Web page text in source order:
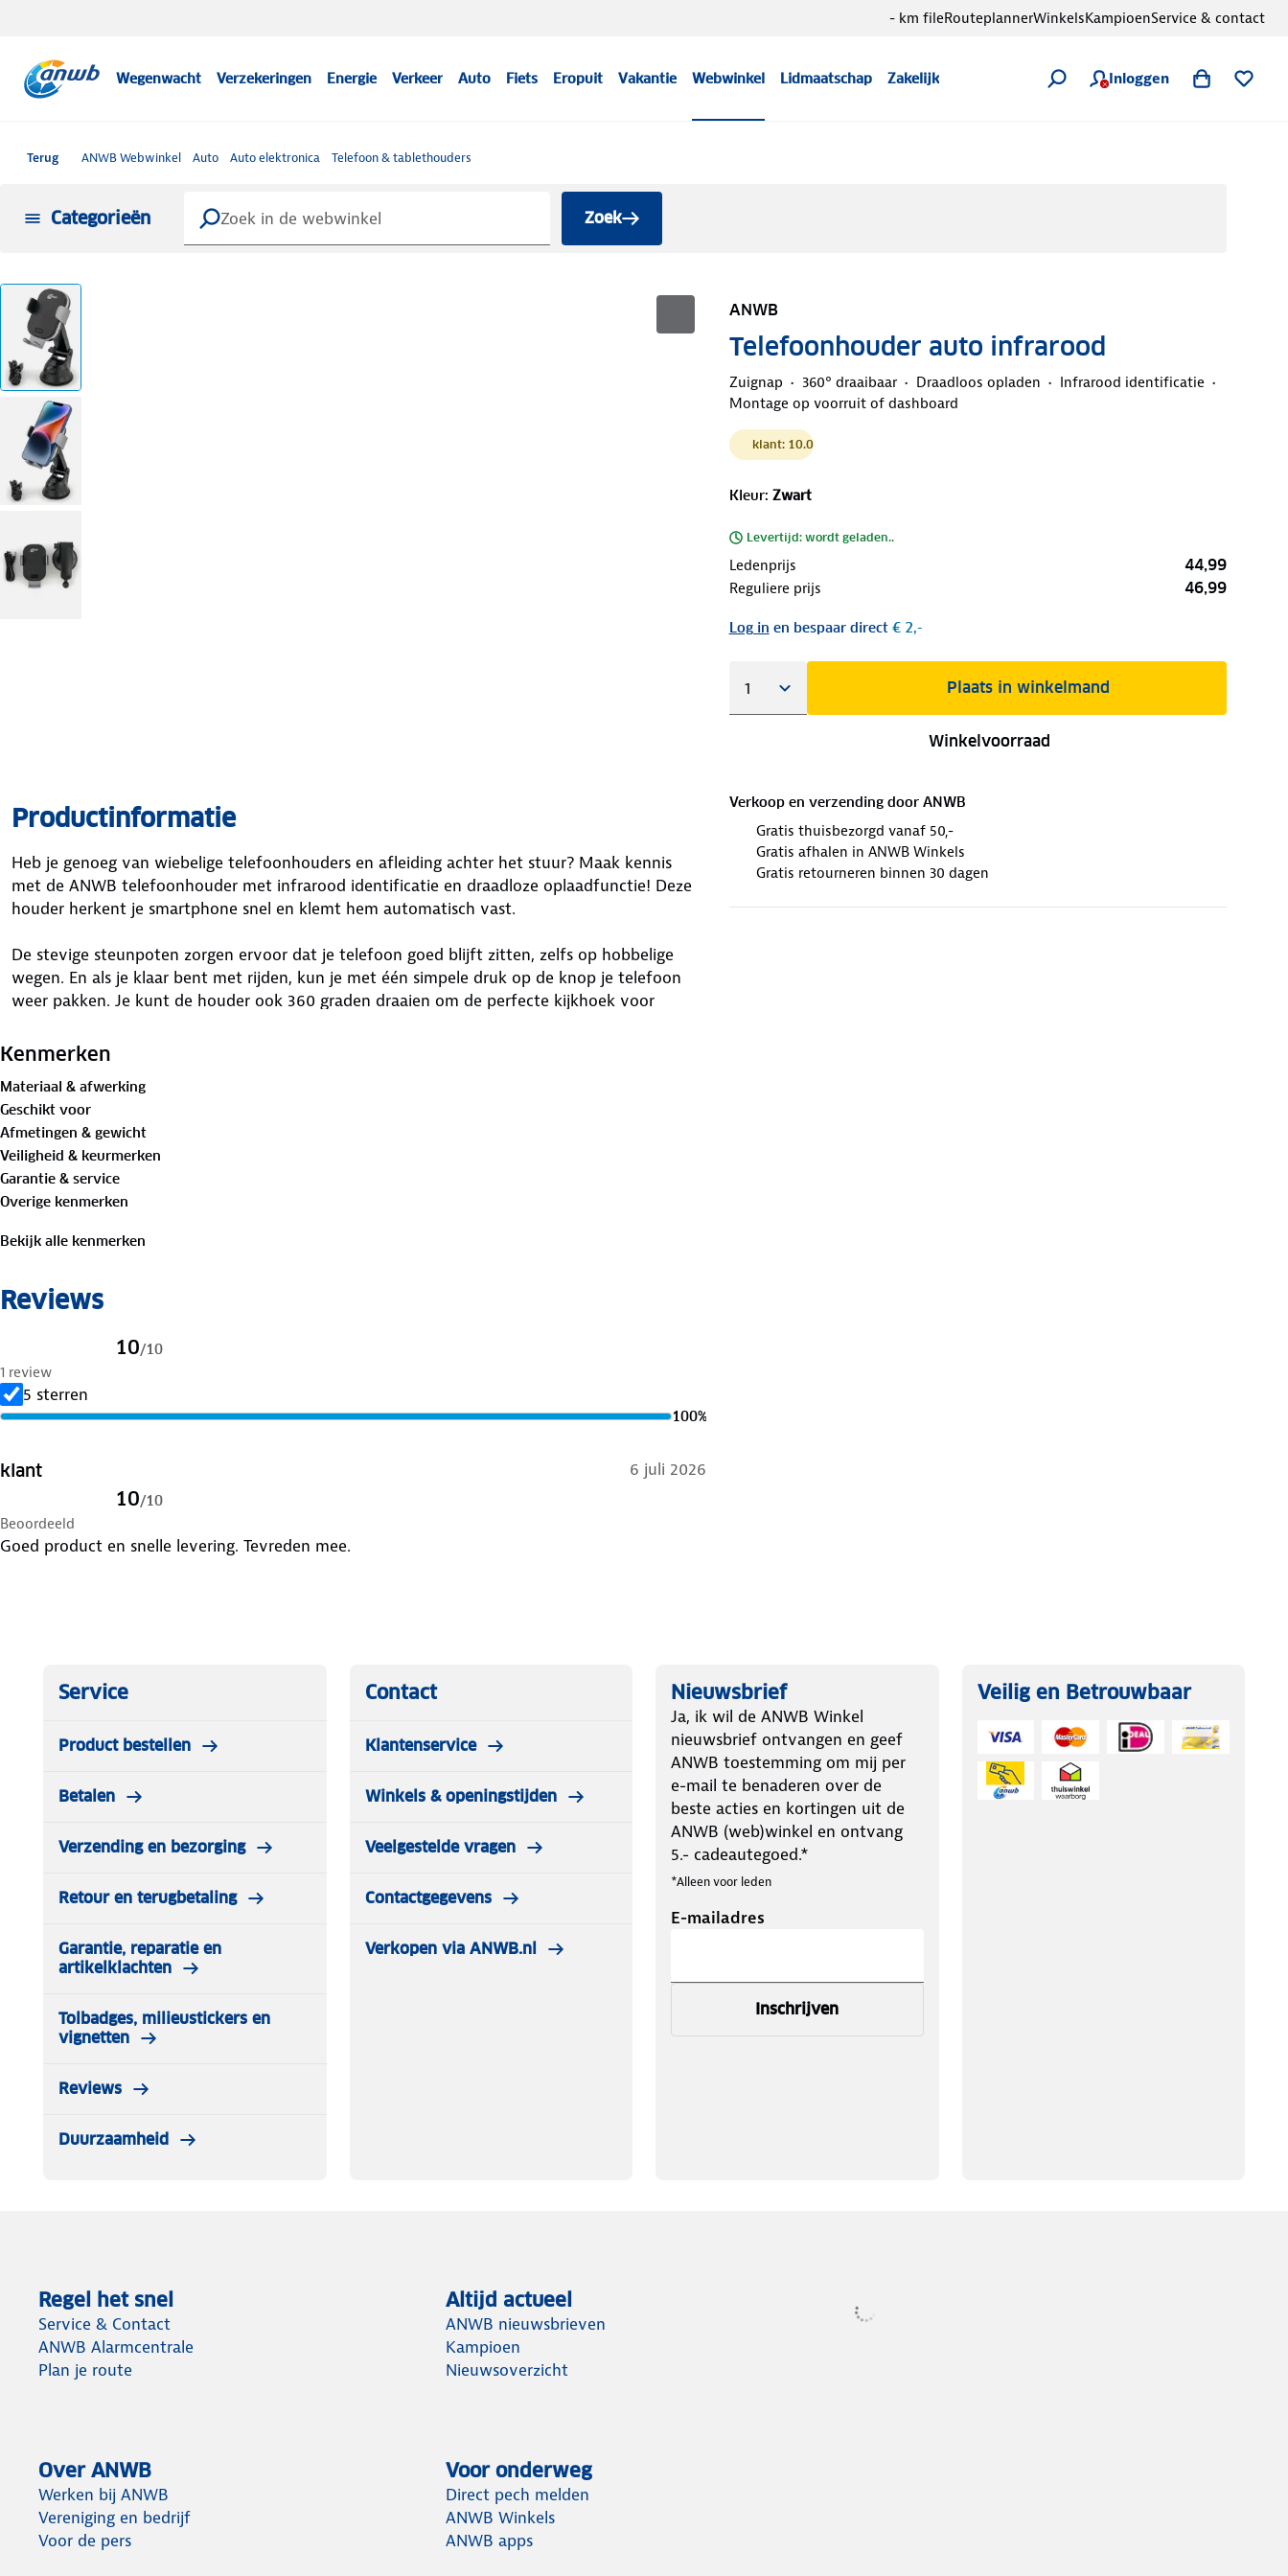
Wegenwacht Verzekeringen Energie Verkeer Auto Fiets Eropuit Vakantie Webwinkel Lidmaatschap Zakelijk Inloggen
- km fileRouteplannerWinkelsKampioenService & contact
Terug ANWB Webwinkel Auto Auto elektronica Telefoon & tablethouders
Categorieën Zoek
ANWB
Telefoonhouder auto infrarood
Zuignap 360° draaibaar Draadloos opladen
Infrarood identificatie
Montage op voorruit of dashboard
klant: 10.0
Kleur: Zwart
Levertijd: wordt geladen..
Ledenprijs 44,99
Reguliere prijs 46,99
Log in en bespaar direct€ 2,-
Plaats in winkelmand
Winkelvoorraad
Verkoop en verzending door ANWB
Gratis thuisbezorgd vanaf 50,-
Gratis afhalen in ANWB Winkels
Gratis retourneren binnen 30 dagen
Productinformatie
Heb je genoeg van wiebelige telefoonhouders en afleiding achter het stuur? Maak kennis
met de ANWB telefoonhouder met infrarood identificatie en draadloze oplaadfunctie! Deze
houder herkent je smartphone snel en klemt hem automatisch vast.
De stevige steunpoten zorgen ervoor dat je telefoon goed blijft zitten, zelfs op hobbelige
wegen. En als je klaar bent met rijden, kun je met één simpele druk op de knop je telefoon
weer pakken. Je kunt de houder ook 360 graden draaien om de perfecte kijkhoek voor
7 tot 9.5 cm breed en wordt geleverd met een handige USB-C oplaadkabel van een meter
lang. De houder weegt 231 gram en heeft een compact formaat van 6.5 x 6.5 x 3.2 cm,
waardoor hij eenvoudig te monteren is op je voorruit of dashboard dankzij een sterke
zuignap.
Let op: voorkom afleiding tijdens het rijden, focus altijd op de weg en andere weggebruikers.
Plaats de houder zodanig dat het zicht niet belemmerd wordt.
Kenmerken
Materiaal & afwerking
Geschikt voor
Afmetingen & gewicht
Veiligheid & keurmerken
Garantie & service
Overige kenmerken
Bekijk alle kenmerken
Reviews
10/10
1 review
5 sterren
100%
klant 6 juli 2026
10/10
Beoordeeld
Goed product en snelle levering. Tevreden mee.
Service
Product bestellen
Betalen
Verzending en bezorging
Retour en terugbetaling
Garantie, reparatie en
artikelklachten
Tolbadges, milieustickers en
vignetten
Reviews
Duurzaamheid
Contact
Klantenservice
Winkels & openingstijden
Veelgestelde vragen
Contactgegevens
Verkopen via ANWB.nl
Nieuwsbrief
Ja, ik wil de ANWB Winkel
nieuwsbrief ontvangen en geef
ANWB toestemming om mij per
e-mail te benaderen over de
beste acties en kortingen uit de
ANWB (web)winkel en ontvang
5.- cadeautegoed.*
*Alleen voor leden
E-mailadres
Inschrijven
Veilig en Betrouwbaar
Regel het snel
Service & Contact
ANWB Alarmcentrale
Plan je route
Altijd actueel
ANWB nieuwsbrieven
Kampioen
Nieuwsoverzicht
Over ANWB
Werken bij ANWB
Vereniging en bedrijf
Voor de pers
Voor onderweg
Direct pech melden
ANWB Winkels
ANWB apps